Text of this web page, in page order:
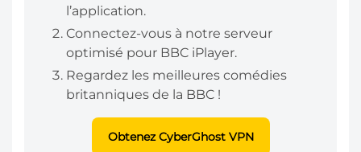
l’application.
Connectez-vous à notre serveur
optimisé pour BBC iPlayer.
Regardez les meilleures comédies
britanniques de la BBC !
Obtenez CyberGhost VPN